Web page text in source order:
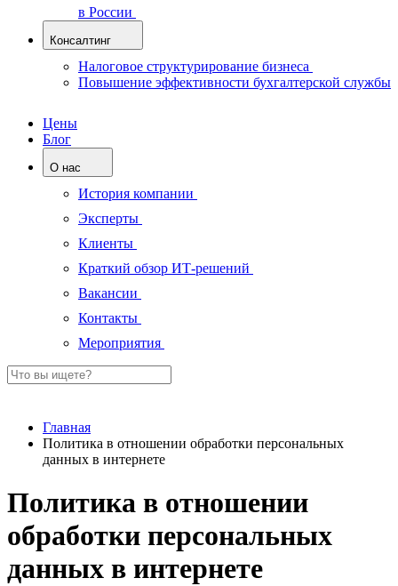
в России
Консалтинг
Налоговое структурирование бизнеса
Повышение эффективности бухгалтерской службы
Цены
Блог
О нас
История компании
Эксперты
Клиенты
Краткий обзор ИТ-решений
Вакансии
Контакты
Мероприятия
Главная
Политика в отношении обработки персональных
данных в интернете
Политика в отношении
обработки персональных
данных в интернете